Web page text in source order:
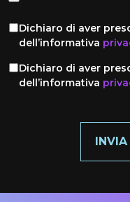
Dichiaro di aver
dell’informativa
Dichiaro di aver
dell’informativa